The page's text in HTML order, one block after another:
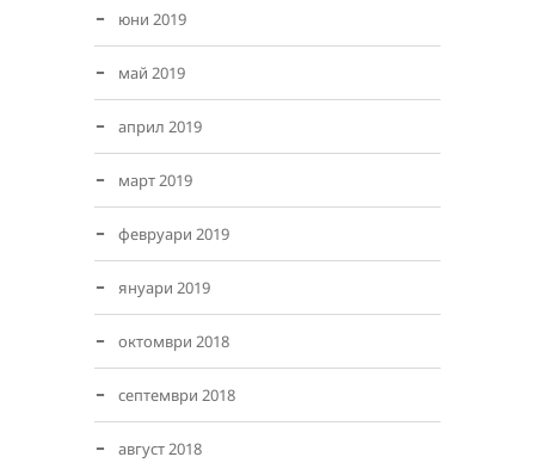
юни 2019
май 2019
април 2019
март 2019
февруари 2019
януари 2019
октомври 2018
септември 2018
август 2018